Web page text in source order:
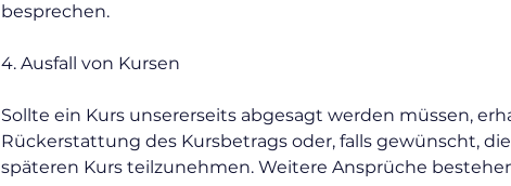
besprechen.
4. Ausfall von Kursen
Sollte ein Kurs unsererseits abgesagt werden müssen,
Rückerstattung des Kursbetrags oder, falls gewünscht,
späteren Kurs teilzunehmen. Weitere Ansprüche